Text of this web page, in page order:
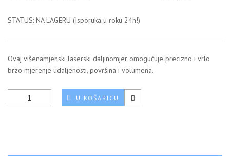
STATUS: NA LAGERU (Isporuka u roku 24h!)
Ovaj višenamjenski laserski daljinomjer omogućuje precizno i vrlo
brzo mjerenje udaljenosti, površina i volumena.
U KOŠARICU